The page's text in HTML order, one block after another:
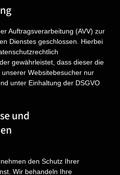
Auftragsverarbeitung (AVV) zur
Dienstes geschlossen. Hierbei
gewährleistet, dass dieser die
Websitebesucher nur
unter Einhaltung der DSGVO
und
den Schutz Ihrer
Wir behandeln Ihre